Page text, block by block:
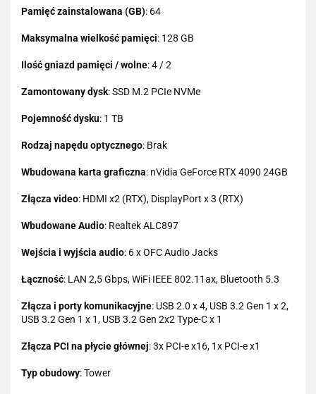
Pamięć zainstalowana (GB): 64
Maksymalna wielkość pamięci: 128 GB
Ilość gniazd pamięci / wolne: 4 / 2
Zamontowany dysk: SSD M.2 PCIe NVMe
Pojemność dysku: 1 TB
Rodzaj napędu optycznego: Brak
Wbudowana karta graficzna: nVidia GeForce RTX 4090 24GB
Złącza video: HDMI x2 (RTX), DisplayPort x 3 (RTX)
Wbudowane Audio: Realtek ALC897
Wejścia i wyjścia audio: 6 x OFC Audio Jacks
Łączność: LAN 2,5 Gbps, WiFi IEEE 802.11ax, Bluetooth 5.3
Złącza i porty komunikacyjne: USB 2.0 x 4, USB 3.2 Gen 1 x 2,
USB 3.2 Gen 1 x 1, USB 3.2 Gen 2x2 Type-C x 1
Złącza PCI na płycie głównej: 3x PCI-e x16, 1x PCI-e x1
Typ obudowy: Tower